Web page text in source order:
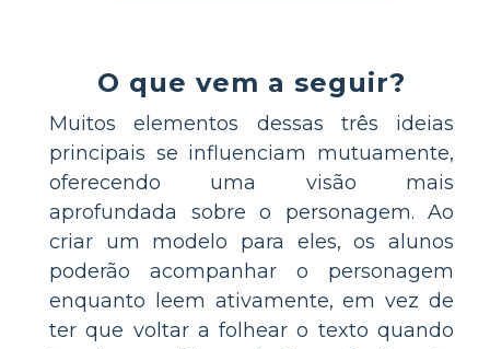
O que vem a seguir?
Muitos elementos dessas três ideias
principais se influenciam mutuamente,
oferecendo uma visão mais
aprofundada sobre o personagem. Ao
criar um modelo para eles, os alunos
poderão acompanhar o personagem
enquanto leem ativamente, em vez de
ter que voltar a folhear o texto quando